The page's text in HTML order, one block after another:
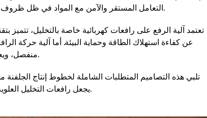
التعامل المستقر والآمن مع المواد في ظل ظروف العمل القاسية ويطيل بشكل فعال عمر خدمة المعدات.
تعتمد آلية الرفع على رافعات كهربائية خاصة بالتخليل،
عن كفاءة استهلاك الطاقة وحماية البيئة. أما آلية حركة
منفصل، ويعتمد نظام التحكم على تقنية تنظيم السرعة بتردد متغير.
تلبي هذه التصاميم المتطلبات الشاملة لخطوط إنتاج
يجعل رافعات التخليل العلوية معدات رفع مهمة لعمليات التخليل في صناعة الجلفنة.